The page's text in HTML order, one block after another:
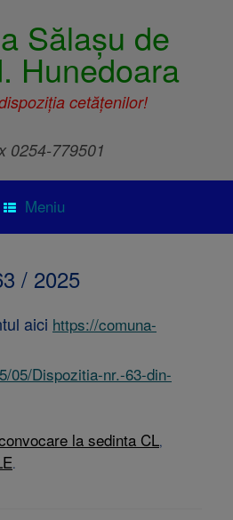
Sălașu de
Hunedoara
cetățenilor!
0254-779501
Meniu
/ 2025
aici https://comuna-
05/Dispozitia-nr.-63-din-
la sedinta CL,
.